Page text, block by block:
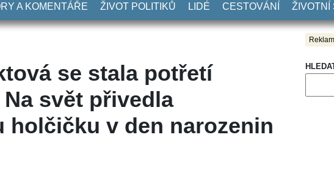
A KOMENTÁŘE ŽIVOT POLITIKŮ LIDÉ CESTOVÁNÍ ŽIVOTNÍ
se stala potřetí
svět přivedla
holčičku v den narozenin